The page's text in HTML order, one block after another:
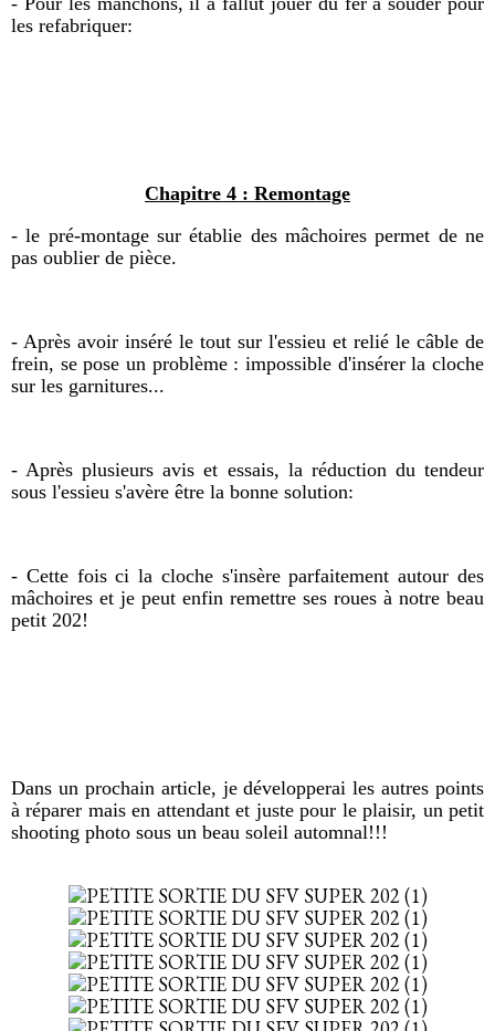
les refabriquer:
Chapitre 4 : Remontage
- le pré-montage sur établie des mâchoires permet de ne
pas oublier de pièce.
- Après avoir inséré le tout sur l'essieu et relié le câble de
frein, se pose un problème : impossible d'insérer la cloche
sur les garnitures...
- Après plusieurs avis et essais, la réduction du tendeur
sous l'essieu s'avère être la bonne solution:
- Cette fois ci la cloche s'insère parfaitement autour des
mâchoires et je peut enfin remettre ses roues à notre beau
petit 202!
Dans un prochain article, je développerai les autres points
à réparer mais en attendant et juste pour le plaisir, un petit
shooting photo sous un beau soleil automnal!!!